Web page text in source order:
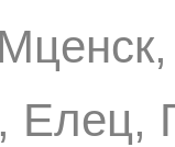
Елец,